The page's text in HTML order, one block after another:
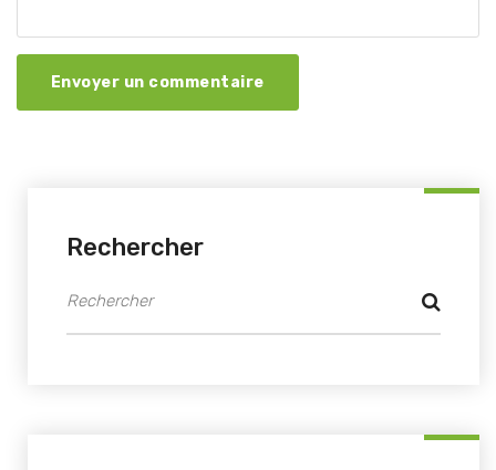
Envoyer un commentaire
Rechercher